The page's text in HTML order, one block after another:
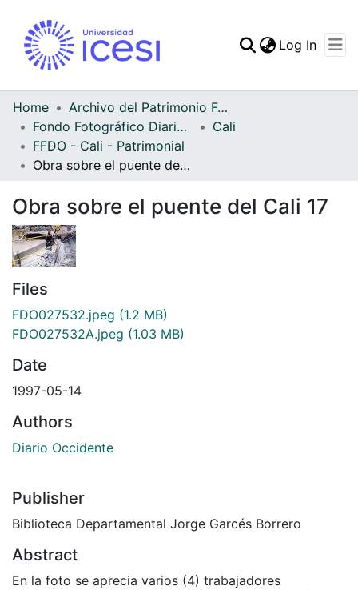
Statistics
Log In
Home
Archivo del Patrimonio Fotográfico y Fílmico del Valle del Cauca
Fondo Fotográfico Diario Occidente
Cali
FFDO - Cali - Patrimonial
Obra sobre el puente del Cali 17
Obra sobre el puente del Cali 17
Files
FDO027532.jpeg (1.2 MB)
FDO027532A.jpeg (1.03 MB)
Date
1997-05-14
Authors
Diario Occidente
Publisher
Biblioteca Departamental Jorge Garcés Borrero
Abstract
En la foto se aprecia varios (4) trabajadores